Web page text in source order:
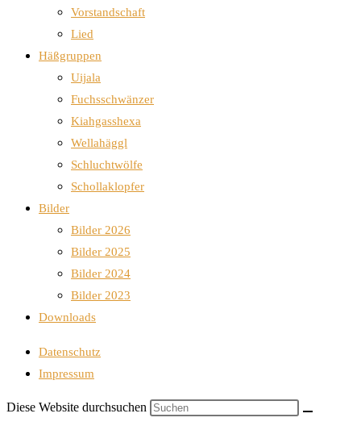
Vorstandschaft
Lied
Häßgruppen
Uijala
Fuchsschwänzer
Kiahgasshexa
Wellahäggl
Schluchtwölfe
Schollaklopfer
Bilder
Bilder 2026
Bilder 2025
Bilder 2024
Bilder 2023
Downloads
Datenschutz
Impressum
Diese Website durchsuchen